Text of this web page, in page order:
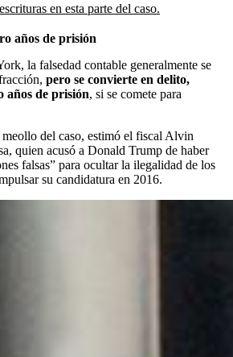
en esta parte del caso.
años de prisión
la falsedad contable generalmente se
pero se convierte en delito,
años de prisión, si se comete para
meollo del caso, estimó el fiscal Alvin
quien acusó a Donald Trump de haber
falsas” para ocultar la ilegalidad de los
su candidatura en 2016.